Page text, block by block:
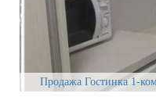
Продажа Гостинка 1-